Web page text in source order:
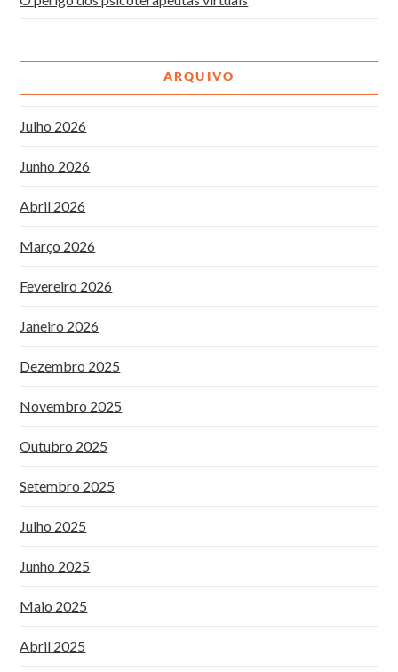
ARQUIVO
Julho 2026
Junho 2026
Abril 2026
Março 2026
Fevereiro 2026
Janeiro 2026
Dezembro 2025
Novembro 2025
Outubro 2025
Setembro 2025
Julho 2025
Junho 2025
Maio 2025
Abril 2025